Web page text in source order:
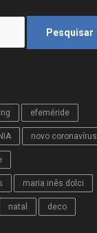
efeméride
novo coronavírus
maria inês dolci
natal deco